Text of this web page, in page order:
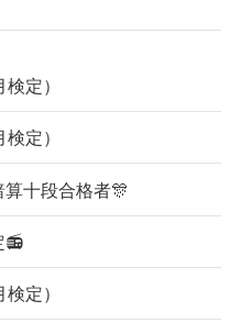
定）
定）
十段合格者🎊
📻
定）